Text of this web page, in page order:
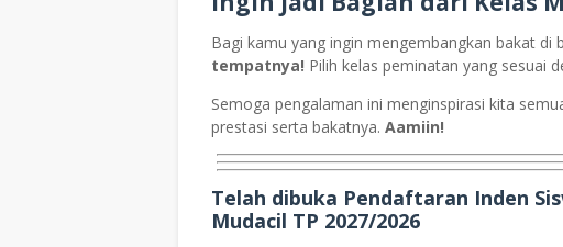
Bagi kamu yang ingin mengembangkan bakat di
tempatnya! Pilih kelas peminatan yang sesuai
Semoga pengalaman ini menginspirasi kita
prestasi serta bakatnya. Aamiin!
Telah dibuka Pendaftaran Inden
Mudacil TP 2027/2026